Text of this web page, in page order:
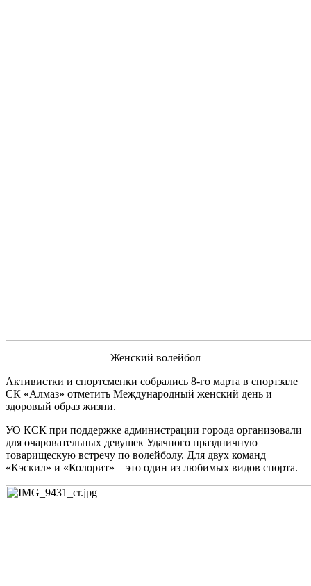
Женский волейбол
Активистки и спортсменки собрались 8-го марта в спортзале
СК «Алмаз» отметить Международный женский день и
здоровый образ жизни.
УО КСК при поддержке администрации города организовали
для очаровательных девушек Удачного праздничную
товарищескую встречу по волейболу. Для двух команд
«Кэскил» и «Колорит» – это один из любимых видов спорта.